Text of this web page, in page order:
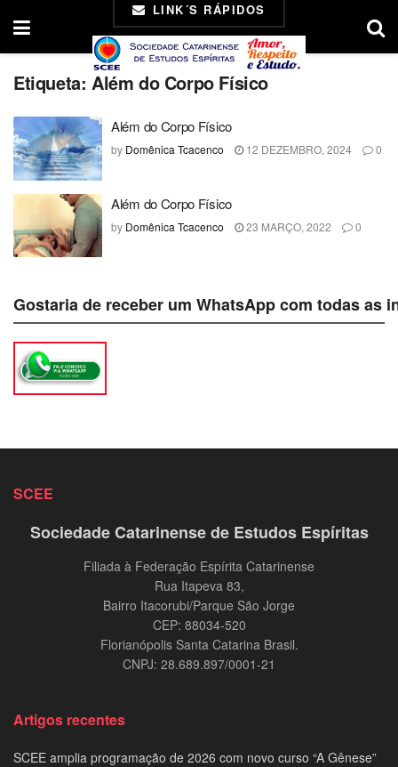
LINK´S RÁPIDOS
Etiqueta: Além do Corpo Físico
Além do Corpo Físico
by Domênica Tcacenco 12 DEZEMBRO, 2024 0
Além do Corpo Físico
by Domênica Tcacenco 23 MARÇO, 2022 0
Gostaria de receber um WhatsApp com todas
SCEE
Sociedade Catarinense de Estudos Espíritas
Filiada à Federação Espírita Catarinense
Rua Itapeva 83,
Bairro Itacorubi/Parque São Jorge
CEP: 88034-520
Florianópolis Santa Catarina Brasil.
CNPJ: 28.689.897/0001-21
Artigos recentes
SCEE amplia programação de 2026 com novo curso “A Gênese”